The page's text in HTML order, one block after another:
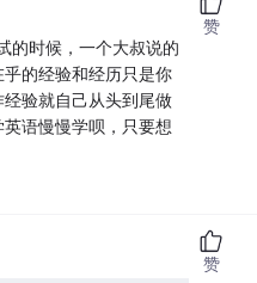
的时候，一个大叔说的
的经验和经历只是你
验就自己从头到尾做
语慢慢学呗，只要想
赞
赞